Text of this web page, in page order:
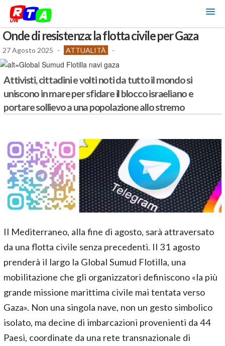
Onde di resistenza: la flotta civile per Gaza
27 Agosto 2025 - ATTUALITÀ -
Attivisti, cittadini e volti noti da tutto il mondo si
uniscono in mare per sfidare il blocco israeliano e
portare sollievo a una popolazione allo stremo
Il Mediterraneo, alla fine di agosto, sarà attraversato
da una flotta civile senza precedenti. Il 31 agosto
prenderà il largo la Global Sumud Flotilla, una
mobilitazione che gli organizzatori definiscono «la più
grande missione marittima civile mai tentata verso
Gaza». Non una singola nave, non un gesto simbolico
isolato, ma decine di imbarcazioni provenienti da 44
Paesi, coordinate da una rete transnazionale di